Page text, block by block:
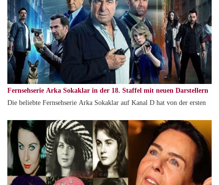
Fernsehserie Arka Sokaklar in der 18. Staffel mit neuen Darstellern
Die beliebte Fernsehserie Arka Sokaklar auf Kanal D hat von der ersten